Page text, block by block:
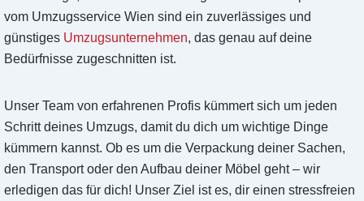
vom Umzugsservice Wien sind ein zuverlässiges und
günstiges Umzugsunternehmen, das genau auf deine
Bedürfnisse zugeschnitten ist.
Unser Team von erfahrenen Profis kümmert sich um jeden
Schritt deines Umzugs, damit du dich um wichtige Dinge
kümmern kannst. Ob es um die Verpackung deiner Sachen,
den Transport oder den Aufbau deiner Möbel geht – wir
erledigen das für dich! Unser Ziel ist es, dir einen stressfreien